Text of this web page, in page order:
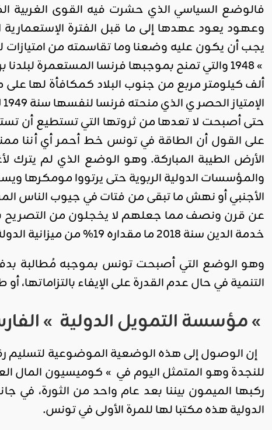
فالوضع السياسي الذي حشرت فيه القوى الغربية
وعهود يعود عهدها إلى ما قبل الفترة الإستعمارية
يجب أن يكون عليه وضعنا وما تقاسمته من امتيازات
» 1948 والتي تمنح بموجبها فرنسا المستعمرة
ألف كيلومتر مربع من جنوب البلاد كمكافأة لها على
حتى أصبحت لا تعدها من ثروتها التي تستطيع أن
على القول أن الطاقة في تونس خط أحمر أي أننا
الأرض الطيبة المباركة. وهو الوضع الذي لم يترك
والمؤسسات الدولية الربوية حتى يرتووا مومكرها
الأجنبي أو نهش ما تبقى من فتات في جيوب الناس
عن قرن ونصف مما جعلهم لا يخجلون من التصريح
خدمة الدين سنة 2018 ما مقداره 19% من ميزانية الدولة و 71.45% من الناتج المحلي الإجمالي.
التنمية في حال عدم القدرة على الإيفاء بالتزاماتها،
» مؤسسة التمويل الدولية »
إن الوصول إلى هذه الوضعية الموضوعية لتسليم
للنجدة وهو المتمثل اليوم في » كوميسيون المال
الدولية هذه مكتبا لها للمرة الأولى في تونس.
اقليمي ودولي
حين تموّل
أوروبا
وتنجز
تونس في
قلب
النفوذ
الصامت
ahmed
- juillet 23,
2026
اقليمي ودولي
بوصلة …
يشهر في
غير الإتجاه
- août 3, 2026